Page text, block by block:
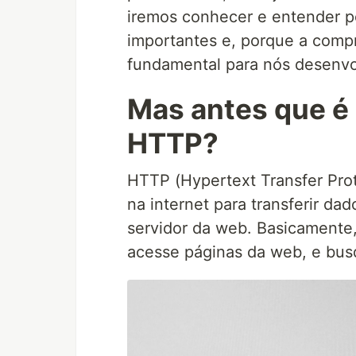
iremos conhecer e entender
importantes e, porque a
fundamental para nós
Mas antes que
HTTP?
HTTP (Hypertext Transfer
na internet para transferir
servidor da web.
acesse páginas da web, e